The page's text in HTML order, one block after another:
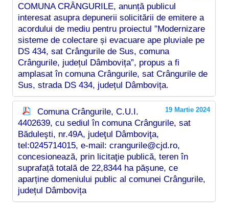
COMUNA CRÂNGURILE, anunță publicul
interesat asupra depunerii solicitării de emitere a
acordului de mediu pentru proiectul ”Modernizare
sisteme de colectare și evacuare ape pluviale pe
DS 434, sat Crângurile de Sus, comuna
Crângurile, județul Dâmbovița”, propus a fi
amplasat în comuna Crângurile, sat Crângurile de
Sus, strada DS 434, județul Dâmbovița.
19 Martie 2024
Comuna Crângurile, C.U.I.
4402639, cu sediul în comuna Crângurile, sat
Băduleşti, nr.49A, judeţul Dâmboviţa,
tel:0245714015, e-mail: crangurile@cjd.ro,
concesionează, prin licitaţie publică, teren în
suprafață totală de 22,8344 ha pășune, ce
aparține domeniului public al comunei Crângurile,
județul Dâmbovița